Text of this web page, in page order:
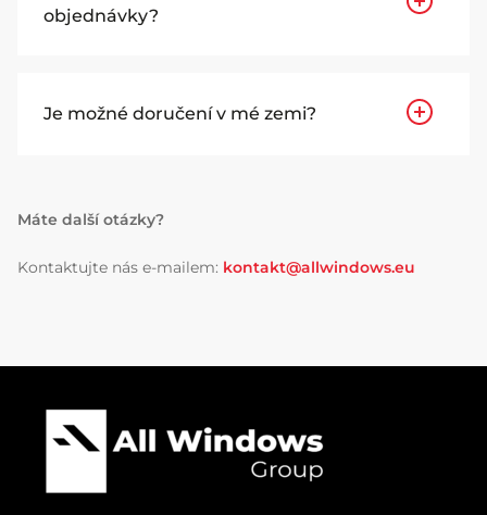
objednávky?
Je možné doručení v mé zemi?
Máte další otázky?
Kontaktujte nás e-mailem: kontakt@allwindows.eu